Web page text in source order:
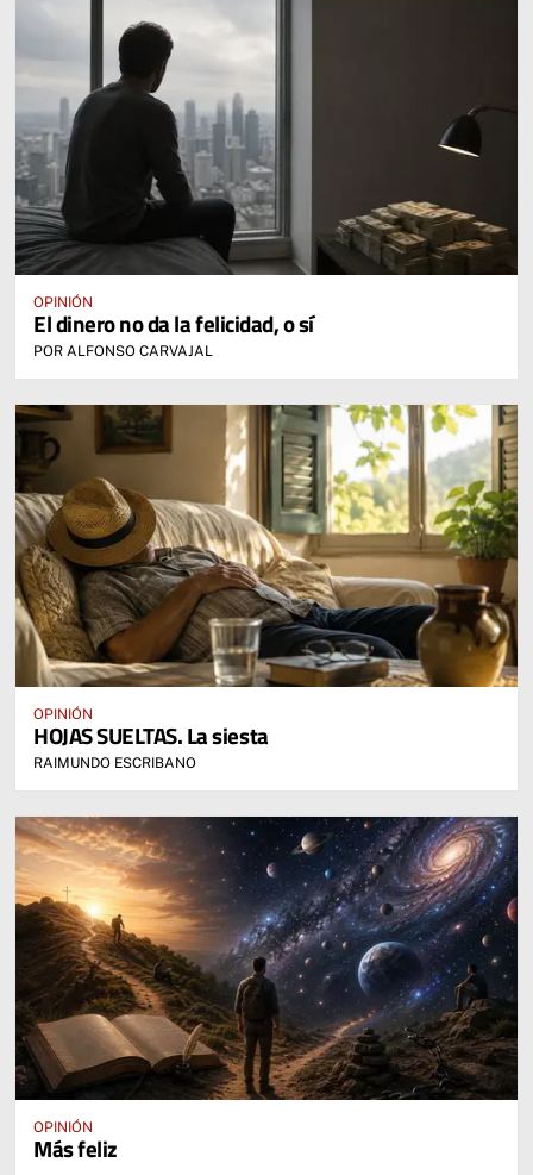
OPINIÓN
El dinero no da la felicidad, o sí
POR ALFONSO CARVAJAL
OPINIÓN
HOJAS SUELTAS. La siesta
RAIMUNDO ESCRIBANO
OPINIÓN
Más feliz